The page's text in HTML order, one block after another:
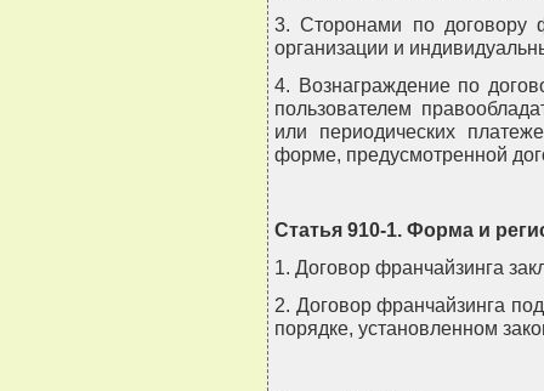
3. Сторонами по договору
организации и
4. Вознаграждение по
пользователем
или периодических
форме, предусмотренной
Статья 910-1. Форма и
1. Договор франчайзинга
2. Договор франчайзинга
порядке, установленном